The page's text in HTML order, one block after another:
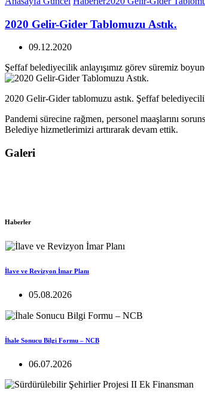
2020 Gelir-Gider Tablomuzu Astık.
09.12.2020
Şeffaf belediyecilik anlayışımız görev süremiz
2020 Gelir-Gider tablomuzu astık. Şeffaf
Pandemi sürecine rağmen, personel maaşlarını
Belediye hizmetlerimizi arttırarak devam ettik.
Galeri
Haberler
İlave ve Revizyon İmar Planı
05.08.2026
İhale Sonucu Bilgi Formu – NCB
06.07.2026